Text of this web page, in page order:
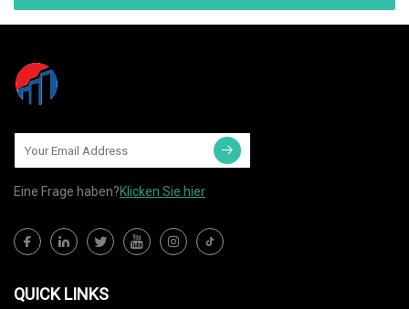
Eine Frage haben?Klicken Sie hier
QUICK LINKS